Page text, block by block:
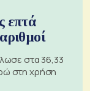
επτά
στα 36,33
στη χρήση